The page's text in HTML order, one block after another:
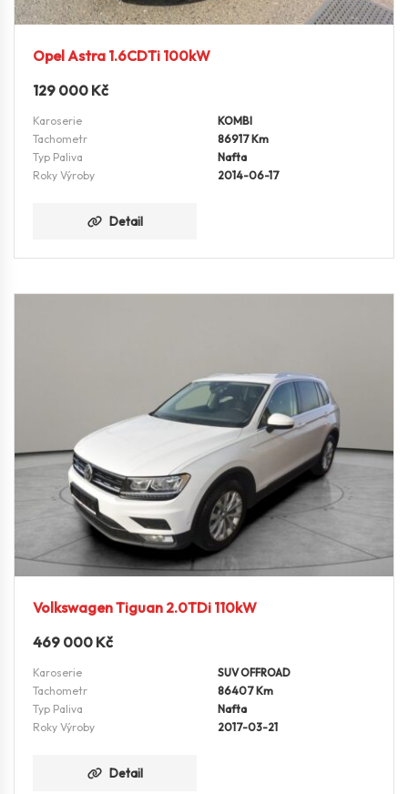
Opel Astra 1.6CDTi 100kW
129 000 Kč
Karoserie
KOMBI
Tachometr
86917 Km
Typ Paliva
Nafta
Roky Výroby
2014-06-17
Detail
Volkswagen Tiguan 2.0TDi 110kW
469 000 Kč
Karoserie
SUV OFFROAD
Tachometr
86407 Km
Typ Paliva
Nafta
Roky Výroby
2017-03-21
Detail